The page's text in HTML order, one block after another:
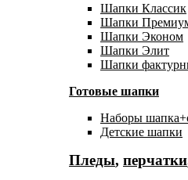
Шапки Классик
Шапки
Шапки Эконом
Шапки Элит
Шапки
Готовые шапки
Наборы
Детские шапки
Пледы, перчатки